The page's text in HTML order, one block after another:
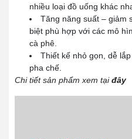
nhiều loại đồ uống khác
Tăng năng suất – giảm
biệt phù hợp với các mô
cà phê.
Thiết kế nhỏ gọn, dễ
pha chế.
Chi tiết sản phẩm xem tạiđây